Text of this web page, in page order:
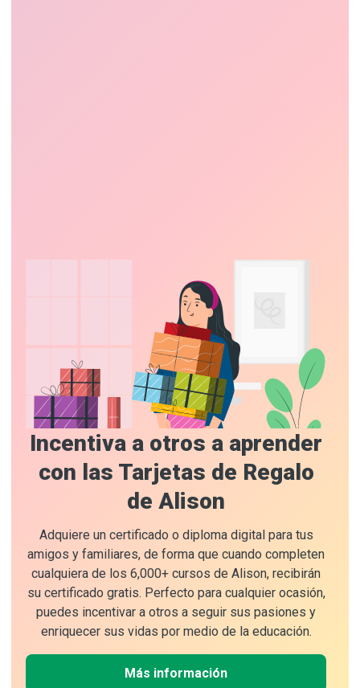
Incentiva a otros a aprender
con las Tarjetas de Regalo
de Alison
Adquiere un certificado o diploma digital para tus
amigos y familiares, de forma que cuando completen
cualquiera de los 6,000+ cursos de Alison, recibirán
su certificado gratis. Perfecto para cualquier ocasión,
puedes incentivar a otros a seguir sus pasiones y
enriquecer sus vidas por medio de la educación.
Más información